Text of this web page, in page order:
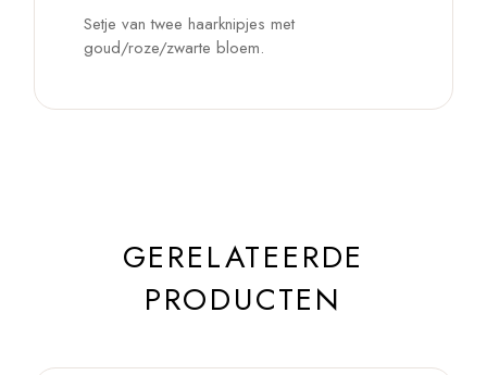
Setje van twee haarknipjes met
goud/roze/zwarte bloem.
GERELATEERDE
PRODUCTEN